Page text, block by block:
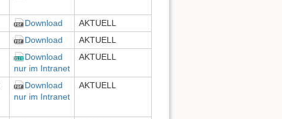
Download
AKTUELL
Download
AKTUELL
Download
nur im Intranet
AKTUELL
Download
nur im Intranet
AKTUELL